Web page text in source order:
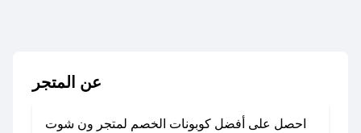
عن المتجر
احصل على أفضل كوبونات الخصم لمتجر ون شوت